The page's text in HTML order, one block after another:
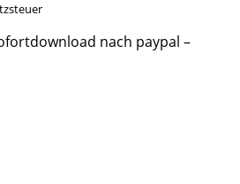
nach paypal –